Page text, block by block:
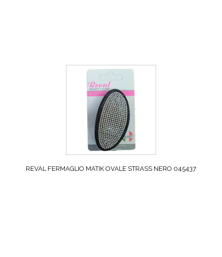
REVAL FERMAGLIO MATIK OVALE STRASS NERO 045437